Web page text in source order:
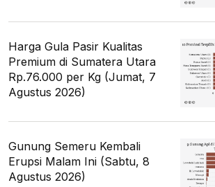
Harga Gula Pasir Kualitas
Premium di Sumatera Utara
Rp.76.000 per Kg (Jumat, 7
Agustus 2026)
Gunung Semeru Kembali
Erupsi Malam Ini (Sabtu, 8
Agustus 2026)